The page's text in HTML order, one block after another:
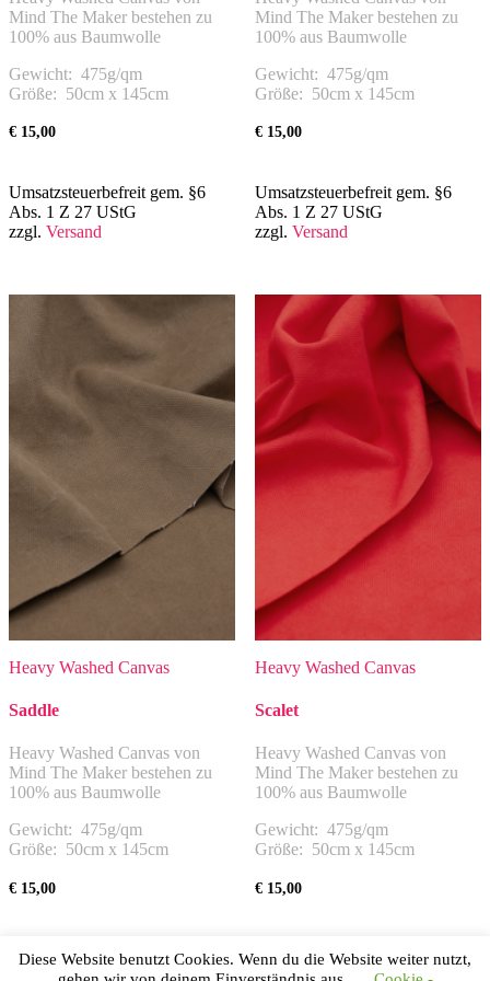
Mind The Maker bestehen zu
100% aus Baumwolle
Gewicht: 475g/qm
Größe: 50cm x 145cm
€ 15,00
Umsatzsteuerbefreit gem. §6
Abs. 1 Z 27 UStG
zzgl. Versand
Mind The Maker bestehen zu
100% aus Baumwolle
Gewicht: 475g/qm
Größe: 50cm x 145cm
€15,00
Umsatzsteuerbefreit gem. §6
Abs. 1 Z 27 UStG
zzgl. Versand
Heavy Washed Canvas
Saddle
Heavy Washed Canvas von
Mind The Maker bestehen zu
100% aus Baumwolle
Gewicht: 475g/qm
Größe: 50cm x 145cm
€ 15,00
Abs. 1 Z 27 UStG
Heavy Washed Canvas
Scalet
Heavy Washed Canvas von
Mind The Maker bestehen zu
100% aus Baumwolle
Gewicht: 475g/qm
Größe: 50cm x 145cm
€15,00
Abs. 1 Z 27 UStG
Diese Website benutzt Cookies. Wenn du die Website weiter nutzt,